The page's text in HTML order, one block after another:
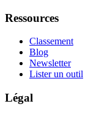
Ressources
Classement
Blog
Newsletter
Lister un outil
Légal